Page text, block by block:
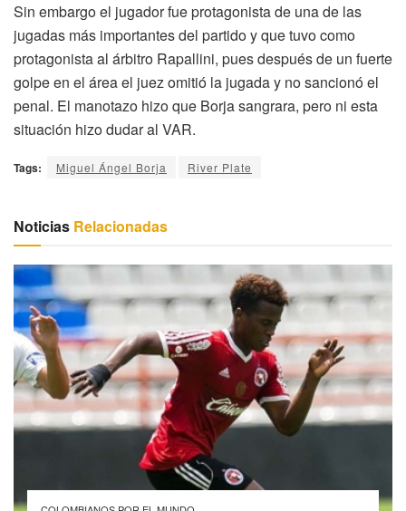
Sin embargo el jugador fue protagonista de una de las
jugadas más importantes del partido y que tuvo como
protagonista al árbitro Rapallini, pues después de un fuerte
golpe en el área el juez omitió la jugada y no sancionó el
penal. El manotazo hizo que Borja sangrara, pero ni esta
situación hizo dudar al VAR.
Tags: Miguel Ángel Borja River Plate
Noticias Relacionadas